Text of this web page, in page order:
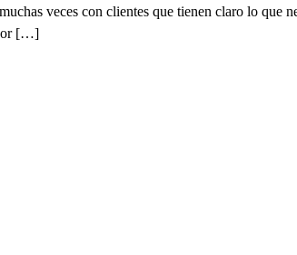
veces con clientes que tienen claro lo que
[…]